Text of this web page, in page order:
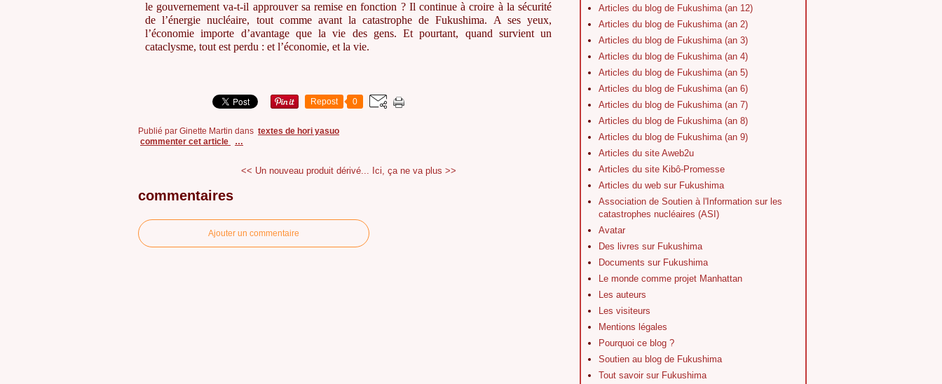
le gouvernement va-t-il approuver sa remise en fonction ? Il continue à croire à la sécurité
de l’énergie nucléaire, tout comme avant la catastrophe de Fukushima. A ses yeux,
l’économie importe d’avantage que la vie des gens. Et pourtant, quand survient un
cataclysme, tout est perdu : et l’économie, et la vie.
Repost 0
Publié par Ginette Martin dans textes de hori yasuo
commenter cet article
…
<< Un nouveau produit dérivé... Ici, ça ne va plus >>
commentaires
Ajouter un commentaire
Articles du blog de Fukushima (an 12)
Articles du blog de Fukushima (an 2)
Articles du blog de Fukushima (an 3)
Articles du blog de Fukushima (an 4)
Articles du blog de Fukushima (an 5)
Articles du blog de Fukushima (an 6)
Articles du blog de Fukushima (an 7)
Articles du blog de Fukushima (an 8)
Articles du blog de Fukushima (an 9)
Articles du site Aweb2u
Articles du site Kibô-Promesse
Articles du web sur Fukushima
Association de Soutien à l'Information sur les
catastrophes nucléaires (ASI)
Avatar
Des livres sur Fukushima
Documents sur Fukushima
Le monde comme projet Manhattan
Les auteurs
Les visiteurs
Mentions légales
Pourquoi ce blog ?
Soutien au blog de Fukushima
Tout savoir sur Fukushima